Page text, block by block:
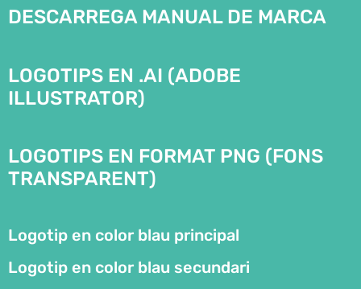
DESCARREGA MANUAL DE MARCA
LOGOTIPS EN .AI (ADOBE
ILLUSTRATOR)
LOGOTIPS EN FORMAT PNG (FONS
TRANSPARENT)
Logotip en color blau principal
Logotip en color blau secundari